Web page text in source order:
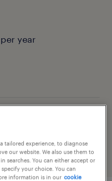
year
tailored experience, to diagnose
our website. We also use them to
searches. You can either accept or
your choice. You can
information is in our cookie